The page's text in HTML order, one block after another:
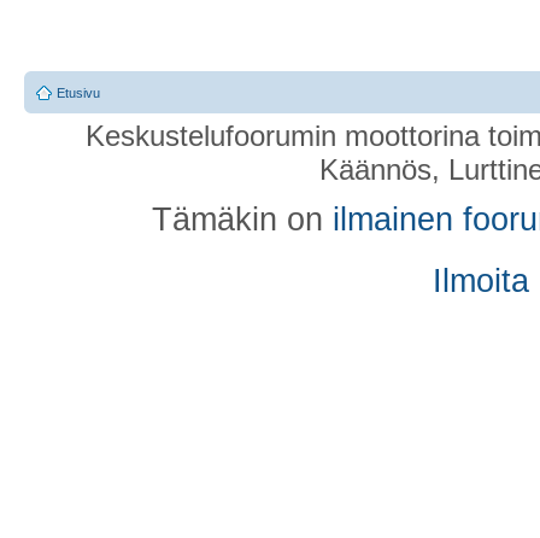
Etusivu
Keskustelufoorumin moottorina
Käännös,
Tämäkin on ilmainen